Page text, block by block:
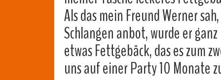
Als das mein Freund Werner
Schlangen anbot, wurde er
etwas Fettgebäck, das es zum
uns auf einer Party 10